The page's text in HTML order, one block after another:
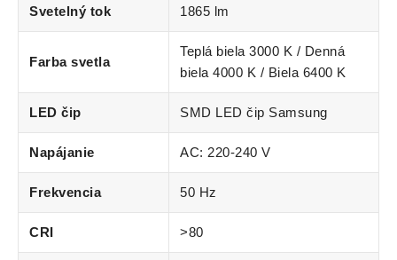
Svetelný tok 1865 lm
Farba svetla
Teplá biela 3000 K / Denná
biela 4000 K / Biela 6400 K
LED čip SMD LED čip Samsung
Napájanie AC: 220-240 V
Frekvencia 50 Hz
CRI >80